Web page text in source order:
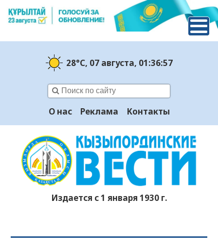
28°C, 07 августа, 01:36:58
О нас Реклама Контакты
Издается с 1 января 1930 г.